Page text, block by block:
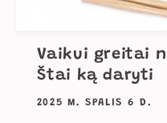
Vaikui greitai
Štai ką daryti
2025 M. SPALIS 6 D.